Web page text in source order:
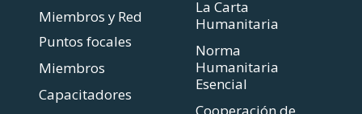
Miembros y Red
Puntos focales
Miembros
Capacitadores
La Carta
Humanitaria
Norma
Humanitaria
Esencial